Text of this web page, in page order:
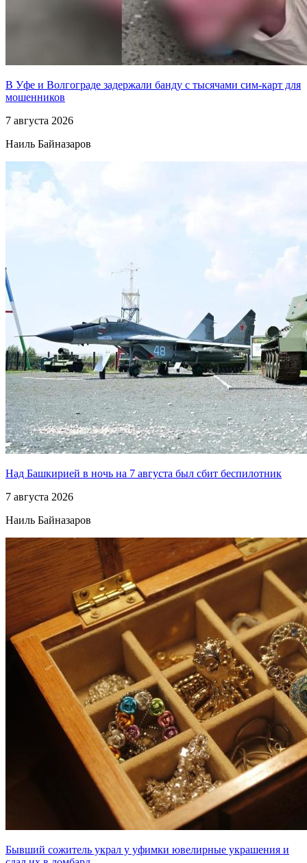
В Уфе и Волгограде задержали банду с тысячами сим-карт для
мошенников
7 августа 2026
Наиль Байназаров
Над Башкирией в ночь на 7 августа был сбит беспилотник
7 августа 2026
Наиль Байназаров
Бывший сожитель украл у уфимки ювелирные украшения и